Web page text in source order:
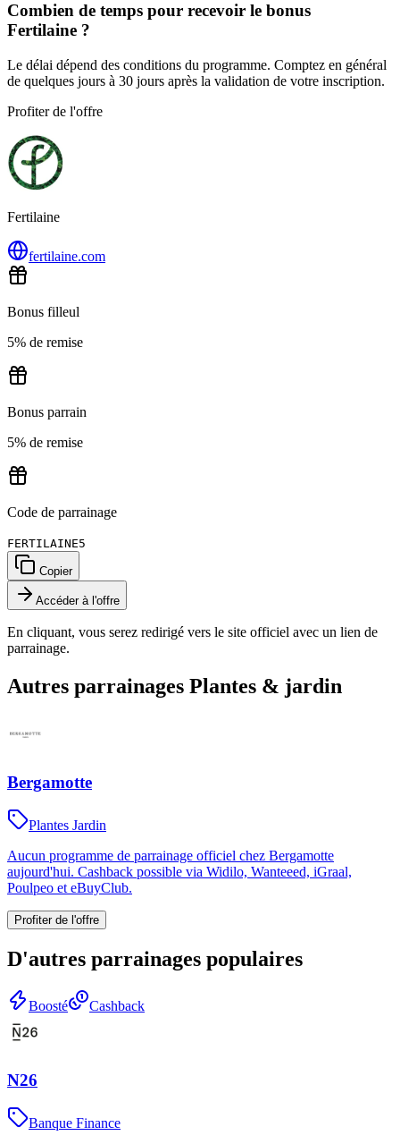
Combien de temps pour recevoir le bonus
Fertilaine ?
Le délai dépend des conditions du programme. Comptez en général
de quelques jours à 30 jours après la validation de votre inscription.
Profiter de l'offre
Fertilaine
fertilaine.com
Bonus filleul
5% de remise
Bonus parrain
5% de remise
Code de parrainage
FERTILAINE5
Copier
Accéder à l'offre
En cliquant, vous serez redirigé vers le site officiel avec un lien de
parrainage.
Autres parrainages Plantes & jardin
Bergamotte
Plantes Jardin
Aucun programme de parrainage officiel chez Bergamotte
aujourd'hui. Cashback possible via Widilo, Wanteeed, iGraal,
Poulpeo et eBuyClub.
Profiter de l'offre
D'autres parrainages populaires
Boosté Cashback
N26
Banque Finance